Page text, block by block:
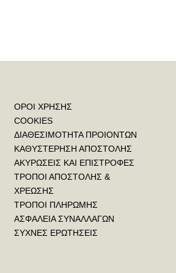
ΟΡΟΙ ΧΡΗΣΗΣ
COOKIES
ΔΙΑΘΕΣΙΜΟΤΗΤΑ ΠΡΟΙΟΝΤΩΝ
ΚΑΘΥΣΤΕΡΗΣΗ ΑΠΟΣΤΟΛΗΣ
ΑΚΥΡΩΣΕΙΣ ΚΑΙ ΕΠΙΣΤΡΟΦΕΣ
ΤΡΟΠΟΙ ΑΠΟΣΤΟΛΗΣ &
ΧΡΕΩΣΗΣ
ΤΡΟΠΟΙ ΠΛΗΡΩΜΗΣ
ΑΣΦΑΛΕΙΑ ΣΥΝΑΛΛΑΓΩΝ
ΣΥΧΝΕΣ ΕΡΩΤΗΣΕΙΣ